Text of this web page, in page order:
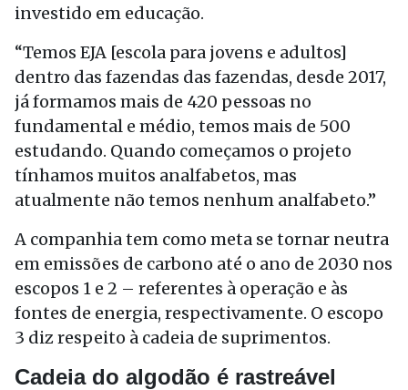
investido em educação.
“Temos EJA [escola para jovens e adultos]
dentro das fazendas das fazendas, desde 2017,
já formamos mais de 420 pessoas no
fundamental e médio, temos mais de 500
estudando. Quando começamos o projeto
tínhamos muitos analfabetos, mas
atualmente não temos nenhum analfabeto.”
A companhia tem como meta se tornar neutra
em emissões de carbono até o ano de 2030 nos
escopos 1 e 2 – referentes à operação e às
fontes de energia, respectivamente. O escopo
3 diz respeito à cadeia de suprimentos.
Cadeia do algodão é rastreável